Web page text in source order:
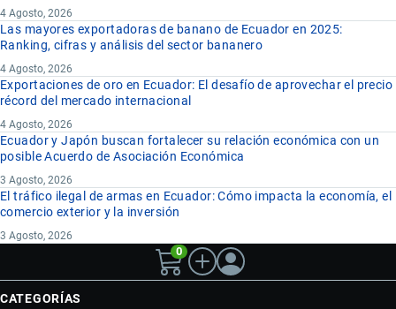
4 Agosto, 2026
Las mayores exportadoras de banano de Ecuador en 2025:
Ranking, cifras y análisis del sector bananero
4 Agosto, 2026
Exportaciones de oro en Ecuador: El desafío de aprovechar el precio
récord del mercado internacional
4 Agosto, 2026
Ecuador y Japón buscan fortalecer su relación económica con un
posible Acuerdo de Asociación Económica
3 Agosto, 2026
El tráfico ilegal de armas en Ecuador: Cómo impacta la economía, el
comercio exterior y la inversión
3 Agosto, 2026
0
CATEGORÍAS